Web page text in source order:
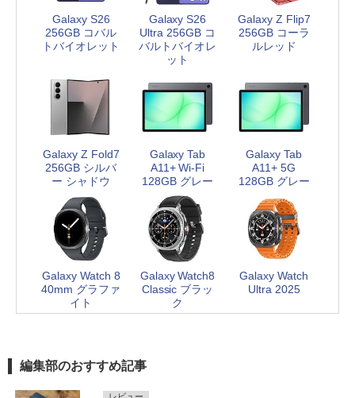
Galaxy S26
256GB コバル
トバイオレット
Galaxy S26
Ultra 256GB コ
バルトバイオレ
ット
Galaxy Z Flip7
256GB コーラ
ルレッド
Galaxy Z Fold7
256GB シルバ
ー シャドウ
Galaxy Tab
A11+ Wi-Fi
128GB グレー
Galaxy Tab
A11+ 5G
128GB グレー
Galaxy Watch 8
40mm グラファ
イト
Galaxy Watch8
Classic ブラッ
ク
Galaxy Watch
Ultra 2025
編集部のおすすめ記事